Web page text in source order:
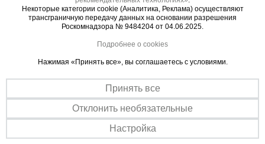
Важные преимущества –
эффективная работа
Прочность
Обладает высокой прочностью при малом весе. Соответствует
нормам: СНиП 1203-99, СНиП III-4-80 и СНиП 3.03.01-87
Эстетичность
Эстетичный внешний вид, отличная различимость благодаря
специальным цветам и оптимально подобранному размеру ячеек.
Может быть изготовлена любого цвета по RAL
Некоторые категории cookie (Аналитика, Реклама) осуществляют
трансграничную передачу данных на основании разрешения
Роскомнадзора № 9484204 от 04.06.2025.
Подробнее о cookies
Нажимая «Принять все», вы соглашаетесь с условиями.
Принять все
Отклонить необязательные
Настройка